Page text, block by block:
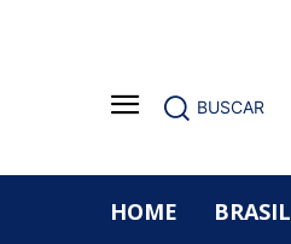
BUSCAR
HOME BRASIL